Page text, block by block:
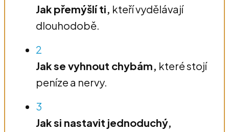
Jak přemýšlí ti, kteří vydělávají
dlouhodobě.
2
Jak se vyhnout chybám, které stojí
peníze a nervy.
3
Jak si nastavit jednoduchý,